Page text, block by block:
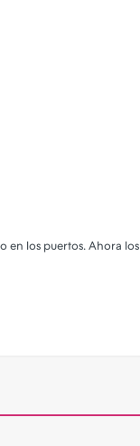
en los puertos. Ahora los